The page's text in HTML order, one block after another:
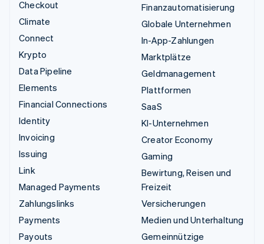
Checkout
Climate
Connect
Krypto
Data Pipeline
Elements
Financial Connections
Identity
Invoicing
Issuing
Link
Managed Payments
Zahlungslinks
Payments
Payouts
Finanzautomatisierung
Globale Unternehmen
In-App-Zahlungen
Marktplätze
Geldmanagement
Plattformen
SaaS
KI-Unternehmen
Creator Economy
Gaming
Bewirtung, Reisen und
Freizeit
Versicherungen
Medien und Unterhaltung
Gemeinnützige